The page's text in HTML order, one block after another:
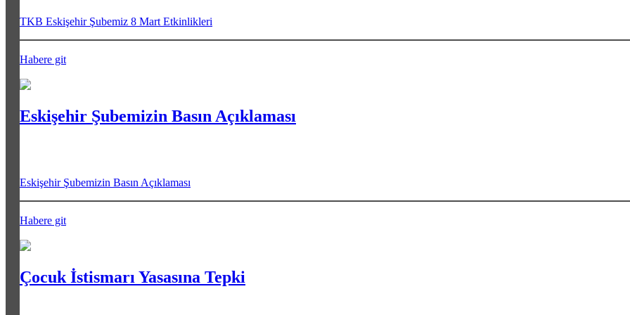
TKB Eskişehir Şubemiz 8 Mart Etkinlikleri
Habere git
Eskişehir Şubemizin Basın Açıklaması
Eskişehir Şubemizin Basın Açıklaması
Habere git
Çocuk İstismarı Yasasına Tepki